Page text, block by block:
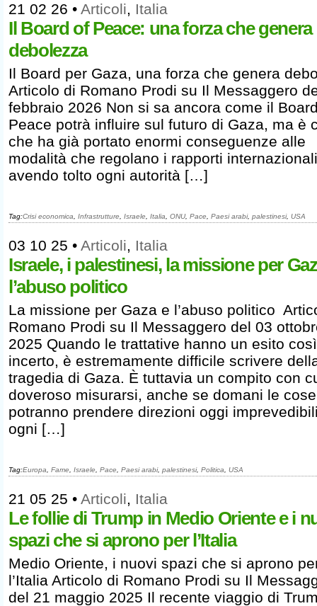
21 02 26 • Articoli, Italia
Il Board of Peace: una forza che genera
debolezza
Il Board per Gaza, una forza che genera
Articolo di Romano Prodi su Il Messaggero
febbraio 2026 Non si sa ancora come il
Peace potrà influire sul futuro di Gaza, ma è
che ha già portato enormi conseguenze alle
modalità che regolano i rapporti
avendo tolto ogni autorità […]
Tag:Crisi economica Infrastrutture Israele Italia ONU, Pace Paesi arabi, palestinesi, USA
03 10 25 • Articoli, Italia
Israele, i palestinesi, la missione per
l’abuso politico
La missione per Gaza e l’abuso politico
Romano Prodi su Il Messaggero del 03
2025 Quando le trattative hanno un esito così
incerto, è estremamente difficile scrivere
tragedia di Gaza. È tuttavia un compito con
doveroso misurarsi, anche se domani le cose
potranno prendere direzioni oggi
ogni […]
Tag:Europa Fame Israele Pace Paesi arabi, palestinesi, Politica USA
21 05 25 • Articoli, Italia
Le follie di Trump in Medio Oriente e i
spazi che si aprono per l’Italia
Medio Oriente, i nuovi spazi che si aprono
l’Italia Articolo di Romano Prodi su Il
del 21 maggio 2025 Il recente viaggio di